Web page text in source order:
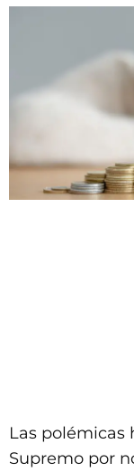
Las polémicas
Supremo por